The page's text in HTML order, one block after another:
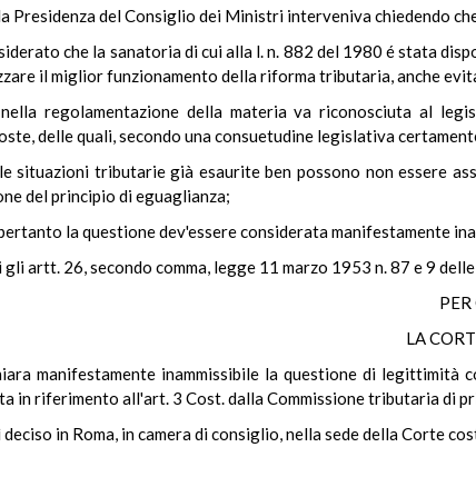
Presidenza del Consiglio dei Ministri interveniva chiedendo
che la sanatoria di cui alla l. n. 882 del 1980 é stata
il miglior funzionamento della riforma tributaria, anche
regolamentazione della materia va riconosciuta al
delle quali, secondo una consuetudine legislativa
situazioni tributarie già esaurite ben possono non essere
del principio di eguaglianza;
la questione dev'essere considerata manifestamente
artt. 26, secondo comma, legge 11 marzo 1953 n. 87 e 9
LA
manifestamente inammissibile la questione di legittimità
in riferimento all'art. 3 Cost. dalla Commissione tributaria di
deciso in Roma, in camera di consiglio, nella sede della Corte